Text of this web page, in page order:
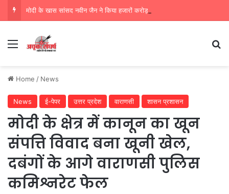
Menu
Home / News
News ई-पेपर उत्तर प्रदेश वाराणसी शासन प्रशासन
मोदी के क्षेत्र में कानून का खून
संपत्ति विवाद बना खूनी खेल,
दबंगों के आगे वाराणसी पुलिस
कमिश्नरेट फेल